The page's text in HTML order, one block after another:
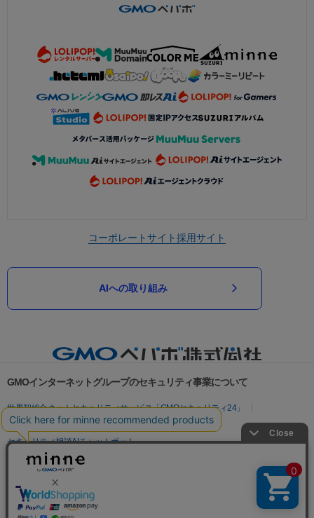
コーポレートサイト採用サイト
AIへの取り組み
GMOインターネットグループのセキュリティ事業について
世界初総合ネットセキュリティサービス「GMOセキュリティ24」
パスワード漏洩診断
Webサイトリスク診断
セキュリティ相談AIチャットボット
実在証明・盗聴対策
サイバー攻撃対策（GMO Flatt Security）
セキュリティ事業の軌跡